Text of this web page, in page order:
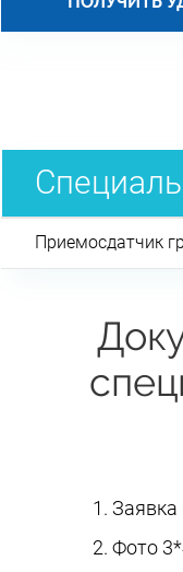
Приемосдатчик
Заявка
Фото